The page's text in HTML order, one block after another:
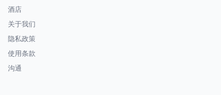
酒店
关于我们
隐私政策
使用条款
沟通